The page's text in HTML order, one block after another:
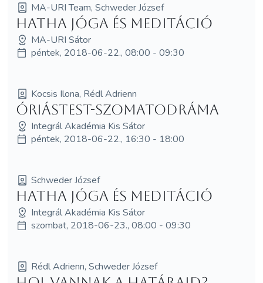
MA-URI Team, Schweder József
Hatha jóga és meditáció
MA-URI Sátor
péntek, 2018-06-22., 08:00 - 09:30
Kocsis Ilona, Rédl Adrienn
Óriástest-szomatodráma
Integrál Akadémia Kis Sátor
péntek, 2018-06-22., 16:30 - 18:00
Schweder József
Hatha jóga és meditáció
Integrál Akadémia Kis Sátor
szombat, 2018-06-23., 08:00 - 09:30
Rédl Adrienn, Schweder József